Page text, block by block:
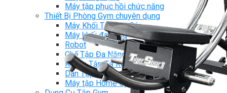
Máy tập phục hồi chức năng
Thiết Bị Phòng Gym chuyên dụng
Máy Khối Tập Với Cáp
Máy khối đa năng
Robot
Ghế Tập Đa Năng
Khung Tập Tạ Rời
Dàn Tập Thể Lực 360
Máy tập Home Gym